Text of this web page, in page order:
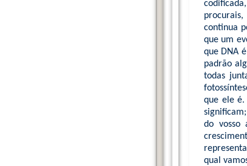
continua
que um
que DNA
padrão
todas
que ele é.
do vosso
qual